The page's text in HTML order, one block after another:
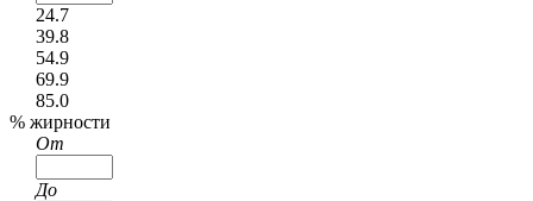
24.7
39.8
54.9
69.9
85.0
% жирности
От
До